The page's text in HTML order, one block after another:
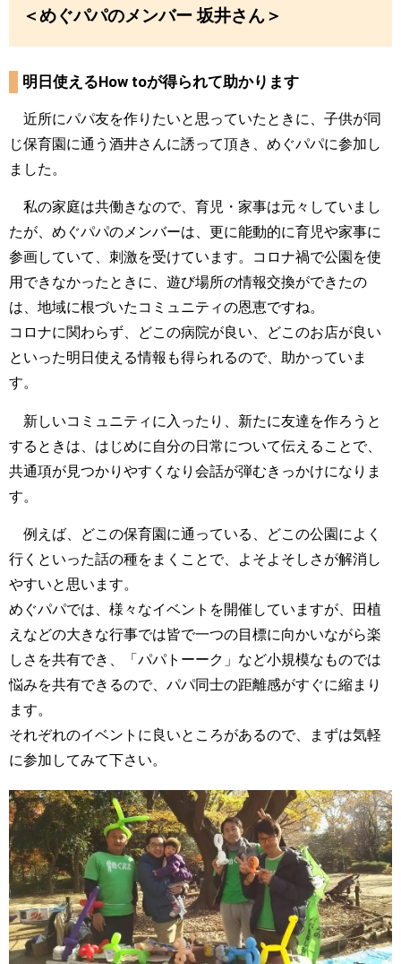
＜めぐパパのメンバー 坂井さん＞
明日使えるHow toが得られて助かります
近所にパパ友を作りたいと思っていたときに、子供が同
じ保育園に通う酒井さんに誘って頂き、めぐパパに参加し
ました。
私の家庭は共働きなので、育児・家事は元々していまし
たが、めぐパパのメンバーは、更に能動的に育児や家事に
参画していて、刺激を受けています。コロナ禍で公園を使
用できなかったときに、遊び場所の情報交換ができたの
は、地域に根づいたコミュニティの恩恵ですね。
コロナに関わらず、どこの病院が良い、どこのお店が良い
といった明日使える情報も得られるので、助かっていま
す。
新しいコミュニティに入ったり、新たに友達を作ろうと
するときは、はじめに自分の日常について伝えることで、
共通項が見つかりやすくなり会話が弾むきっかけになりま
す。
例えば、どこの保育園に通っている、どこの公園によく
行くといった話の種をまくことで、よそよそしさが解消し
やすいと思います。
めぐパパでは、様々なイベントを開催していますが、田植
えなどの大きな行事では皆で一つの目標に向かいながら楽
しさを共有でき、「パパトーーク」など小規模なものでは
悩みを共有できるので、パパ同士の距離感がすぐに縮まり
ます。
それぞれのイベントに良いところがあるので、まずは気軽
に参加してみて下さい。